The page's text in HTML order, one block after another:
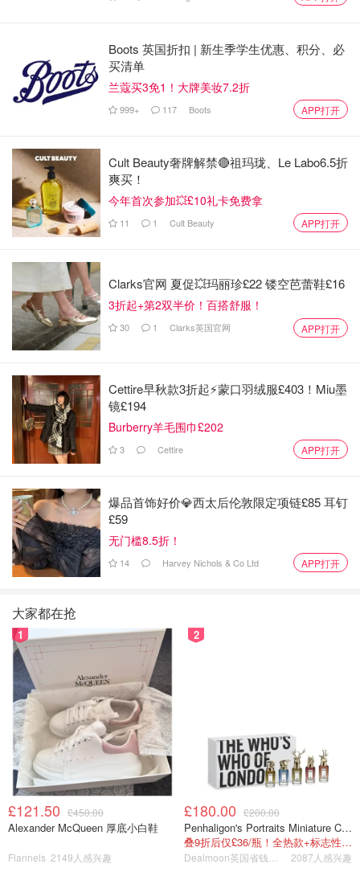
Boots 英国折扣 | 新生季学生优惠、积分、必
买清单
兰蔻买3免1！大牌美妆7.2折
999+ 117 Boots APP打开
Cult Beauty奢牌解禁🔴祖玛珑、Le Labo6.5折
爽买！
今年首次参加💥£10礼卡免费拿
11 1 Cult Beauty APP打开
Clarks官网 夏促💥玛丽珍£22 镂空芭蕾鞋£16
3折起+第2双半价！百搭舒服！
30 1 Clarks英国官网 APP打开
Cettire早秋款3折起⚡️蒙口羽绒服£403！Miu墨
镜£194
Burberry羊毛围巾£202
3 Cettire APP打开
爆品首饰好价💎西太后伦敦限定项链£85 耳钉
£59
无门槛8.5折！
14 Harvey Nichols & Co Ltd APP打开
大家都在抢
1
£121.50 £450.00
Alexander McQueen 厚底小白鞋
Flannels 2149人感兴趣
2
£180.00 £200.00
Penhaligon's Portraits Miniature Collection 香氛套装 5瓶装
叠9折后仅£36/瓶！全热款+标志性兽首头
2087人感兴趣